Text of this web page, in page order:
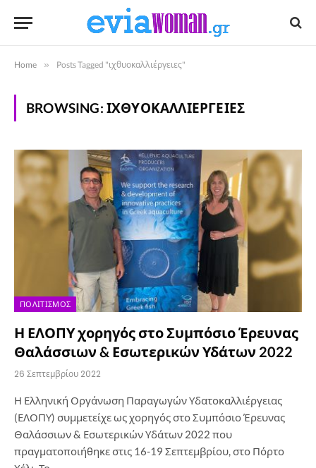
Home » Posts Tagged "ιχθυοκαλλιέργειες"
BROWSING: ΙΧΘΥΟΚΑΛΛΙΈΡΓΕΙΕΣ
ΠΟΛΙΤΙΣΜΌΣ
Η ΕΛΟΠΥ χορηγός στο Συμπόσιο Έρευνας
Θαλάσσιων & Εσωτερικών Υδάτων 2022
26 Σεπτεμβρίου 2022
Η Ελληνική Οργάνωση Παραγωγών Υδατοκαλλιέργειας
(ΕΛΟΠΥ) συμμετείχε ως χορηγός στο Συμπόσιο Έρευνας
Θαλάσσιων & Εσωτερικών Υδάτων 2022 που
πραγματοποιήθηκε στις 16-19 Σεπτεμβρίου, στο Πόρτο